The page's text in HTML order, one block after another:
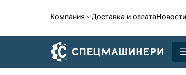
Компания Доставка и оплатаНовости